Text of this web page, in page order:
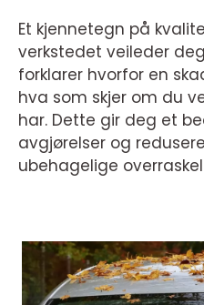
Et kjennetegn på
verkstedet veileder
forklarer hvorfor en
hva som skjer om du
har. Dette gir deg et
avgjørelser og
ubehagelige